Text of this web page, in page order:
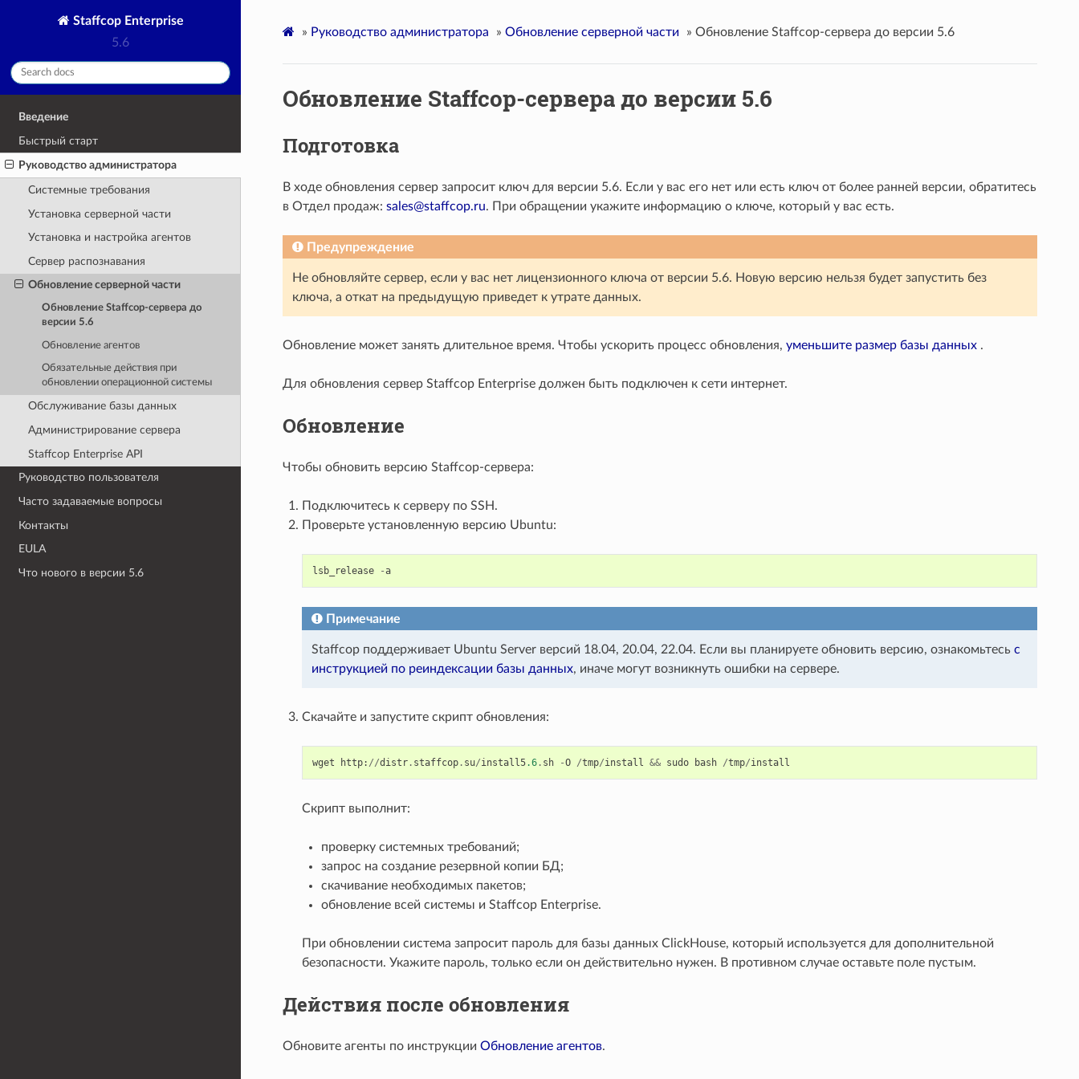
Staffcop Enterprise
5.6
Введение
Быстрый старт
Руководство администратора
Системные требования
Установка серверной части
Установка и настройка агентов
Cервер распознавания
Обновление серверной части
Обновление Staffcop-сервера до
версии 5.6
Обновление агентов
Обязательные действия при
обновлении операционной системы
Обслуживание базы данных
Администрирование сервера
Staffcop Enterprise API
Руководство пользователя
Часто задаваемые вопросы
Контакты
EULA
Что нового в версии 5.6
» Руководство администратора » Обновление серверной части » Обновление Staffcop-сервера до версии 5.6
Обновление Staffcop-сервера до версии 5.6
Подготовка
В ходе обновления сервер запросит ключ для версии 5.6. Если у вас его нет или есть ключ от более ранней версии, обратитесь
в Отдел продаж: sales@staffcop.ru. При обращении укажите информацию о ключе, который у вас есть.
Предупреждение
Не обновляйте сервер, если у вас нет лицензионного ключа от версии 5.6. Новую версию нельзя будет запустить без
ключа, а откат на предыдущую приведет к утрате данных.
Обновление может занять длительное время. Чтобы ускорить процесс обновления, уменьшите размер базы данных.
Для обновления сервер Staffcop Enterprise должен быть подключен к сети интернет.
Обновление
Чтобы обновить версию Staffcop-сервера:
Подключитесь к серверу по SSH.
Проверьте установленную версию Ubuntu:
lsb_release -a
Примечание
Staffcop поддерживает Ubuntu Server версий 18.04, 20.04, 22.04. Если вы планируете обновить версию, ознакомьтесь с
инструкцией по реиндексации базы данных, иначе могут возникнуть ошибки на сервере.
Скачайте и запустите скрипт обновления:
wget http: //distr. staffcop. su/install5.6. sh -O /tmp/install && sudo bash /tmp/install
Скрипт выполнит:
проверку системных требований;
запрос на создание резервной копии БД;
скачивание необходимых пакетов;
обновление всей системы и Staffcop Enterprise.
При обновлении система запросит пароль для базы данных ClickHouse, который используется для дополнительной
безопасности. Укажите пароль, только если он действительно нужен. В противном случае оставьте поле пустым.
Действия после обновления
Обновите агенты по инструкции Обновление агентов.